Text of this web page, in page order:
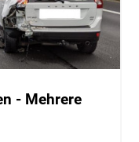
- Mehrere